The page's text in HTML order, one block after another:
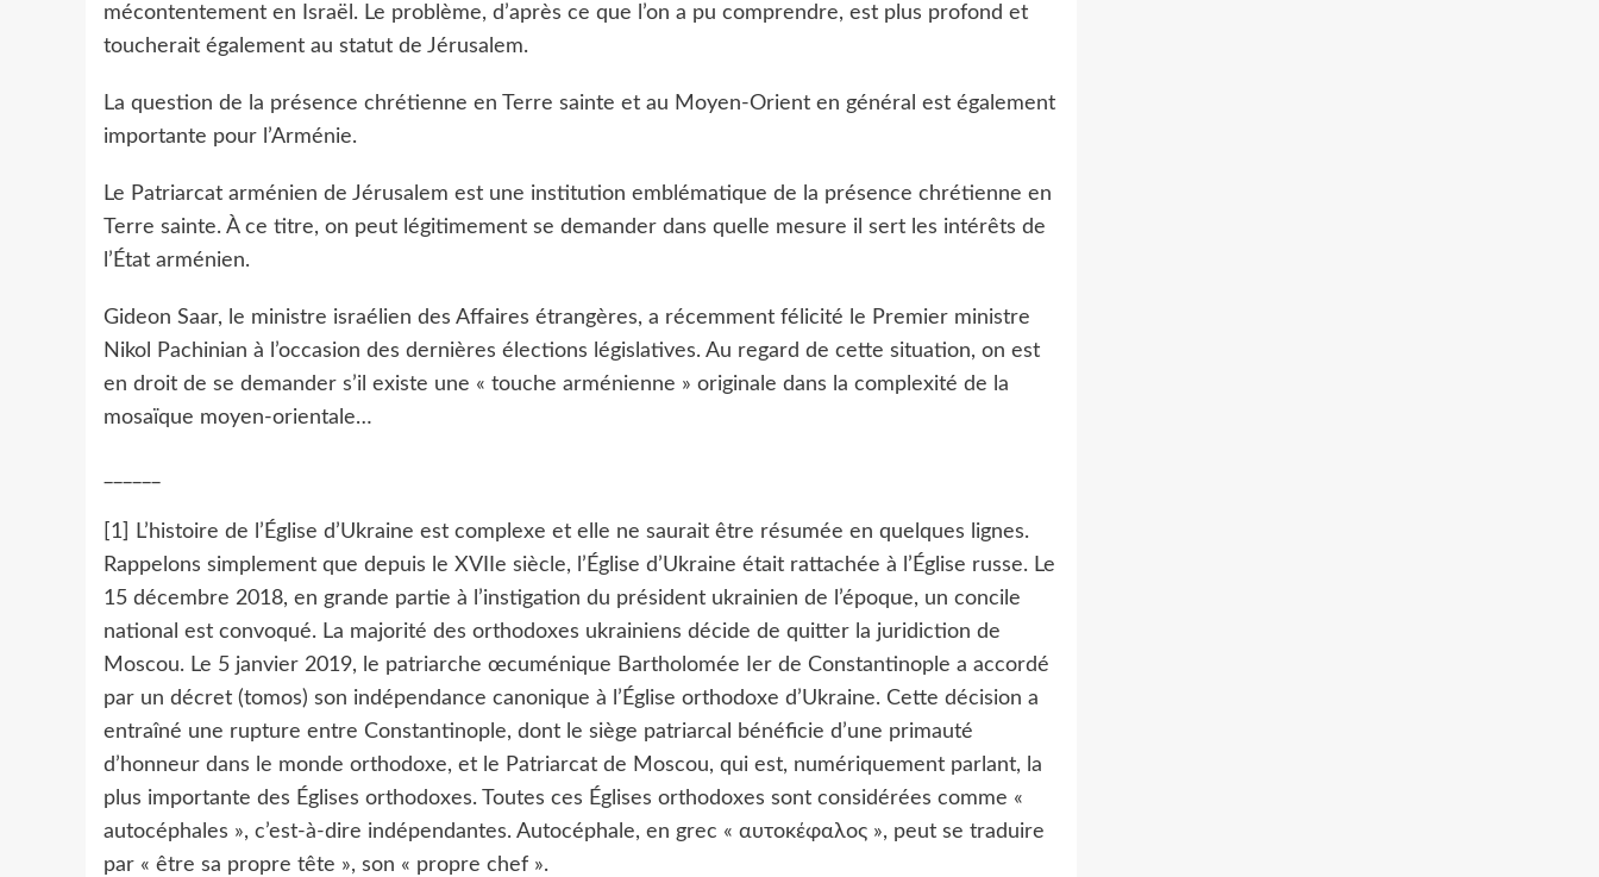
mécontentement en Israël. Le problème, d’après ce que l’on a pu comprendre, est plus profond et
toucherait également au statut de Jérusalem.
La question de la présence chrétienne en Terre sainte et au Moyen-Orient en général est également
importante pour l’Arménie.
Le Patriarcat arménien de Jérusalem est une institution emblématique de la présence chrétienne en
Terre sainte. À ce titre, on peut légitimement se demander dans quelle mesure il sert les intérêts de
l’État arménien.
Gideon Saar, le ministre israélien des Affaires étrangères, a récemment félicité le Premier ministre
Nikol Pachinian à l’occasion des dernières élections législatives. Au regard de cette situation, on est
en droit de se demander s’il existe une « touche arménienne » originale dans la complexité de la
mosaïque moyen-orientale…
[1] L’histoire de l’Église d’Ukraine est complexe et elle ne saurait être résumée en quelques lignes.
Rappelons simplement que depuis le XVIIe siècle, l’Église d’Ukraine était rattachée à l’Église russe. Le
15 décembre 2018, en grande partie à l’instigation du président ukrainien de l’époque, un concile
national est convoqué. La majorité des orthodoxes ukrainiens décide de quitter la juridiction de
Moscou. Le 5 janvier 2019, le patriarche œcuménique Bartholomée Ier de Constantinople a accordé
par un décret (tomos) son indépendance canonique à l’Église orthodoxe d’Ukraine. Cette décision a
entraîné une rupture entre Constantinople, dont le siège patriarcal bénéficie d’une primauté
d’honneur dans le monde orthodoxe, et le Patriarcat de Moscou, qui est, numériquement parlant, la
plus importante des Églises orthodoxes. Toutes ces Églises orthodoxes sont considérées comme «
autocéphales », c’est-à-dire indépendantes. Autocéphale, en grec « αυτοκέφαλος », peut se traduire
par « être sa propre tête », son « propre chef ».